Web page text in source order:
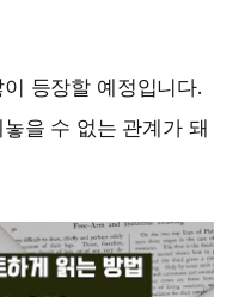
등장할 예정입니다.
을 수 없는 관계가 돼